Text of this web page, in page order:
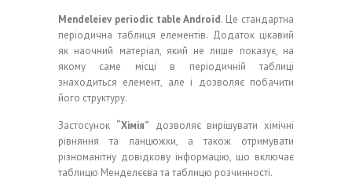
Mendeleiev periodic table Android. Це стандартна
періодична таблиця елементів. Додаток цікавий
як наочний матеріал, який не лише показує, на
якому саме місці в періодичній таблиці
знаходиться елемент, але і дозволяє побачити
його структуру.
Застосунок “Хімія” дозволяє вирішувати хімічні
рівняння та ланцюжки, а також отримувати
різноманітну довідкову інформацію, що включає
таблицю Менделєєва та таблицю розчинності.